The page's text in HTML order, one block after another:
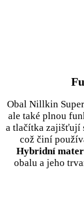
Obal Nillkin
ale také plnou
a tlačítka zajišťují
což činí
Hybridní
obalu a jeho